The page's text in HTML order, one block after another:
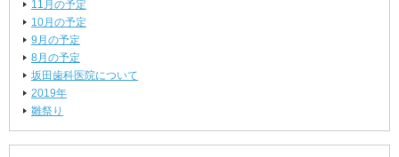
11月の予定
10月の予定
9月の予定
8月の予定
坂田歯科医院について
2019年
雛祭り